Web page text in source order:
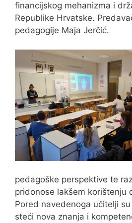
financijskog mehanizma i
Republike Hrvatske.
pedagogije Maja Jerčić.
pedagoške perspektive te
pridonose lakšem korištenju
Pored navedenoga učitelji
steći nova znanja i